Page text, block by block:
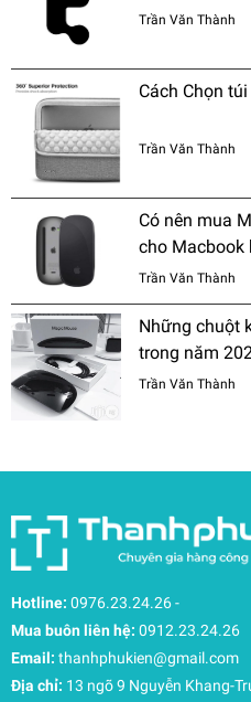
Trần Văn Thành
Cách Chọn
Trần Văn Thành
Có nên mua
cho Macbook
thường?
Trần Văn Thành
Những chuột
trong năm
Trần Văn Thành
Hotline: 0976.23.24.26-
Mua buôn liên hệ: 0912.23.24.26
Email: thanhphukien@gmail.com
Địa chỉ: 13 ngõ 9 Nguyễn Khang-